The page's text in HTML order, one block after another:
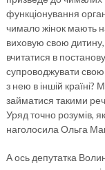
функціонування
чимало жінок мають
виховую свою
вчитатися в
супроводжувати свою
з нею в іншій країні?
займатися такими
Уряд точно розумів,
наголосила Ольга
А ось депутатка